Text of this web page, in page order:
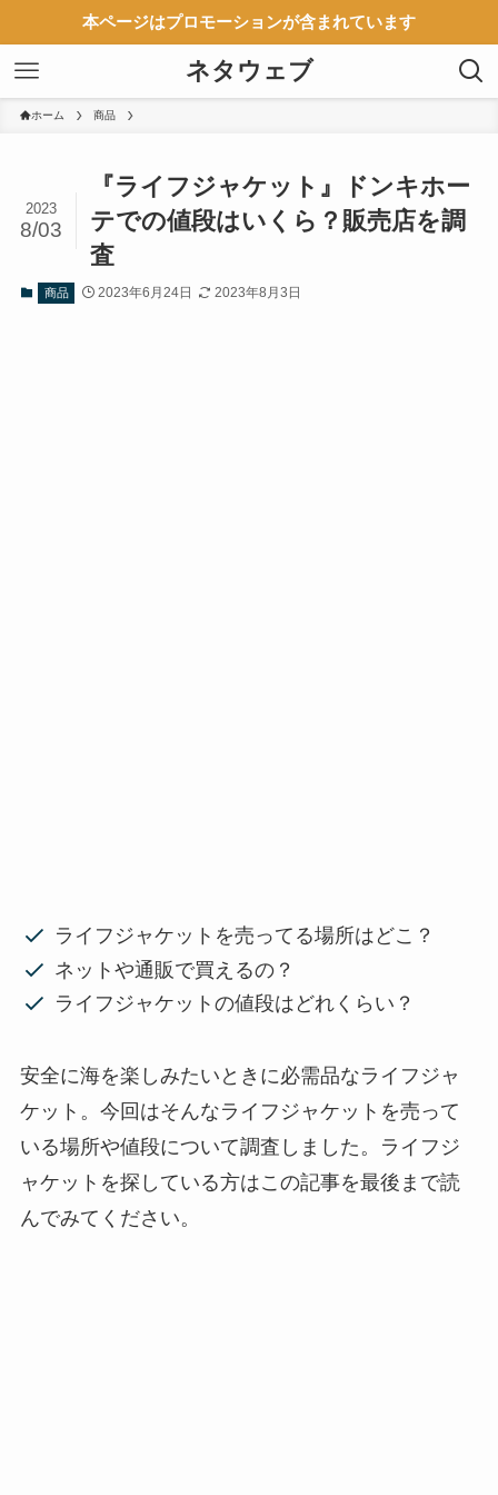
本ページはプロモーションが含まれています
ネタウェブ
ホーム 商品
『ライフジャケット』ドンキホー
テでの値段はいくら？販売店を調
査
2023
8/03
商品 2023年6月24日 2023年8月3日
ライフジャケットを売ってる場所はどこ？
ネットや通販で買えるの？
ライフジャケットの値段はどれくらい？
安全に海を楽しみたいときに必需品なライフジャ
ケット。今回はそんなライフジャケットを売って
いる場所や値段について調査しました。ライフジ
ャケットを探している方はこの記事を最後まで読
んでみてください。